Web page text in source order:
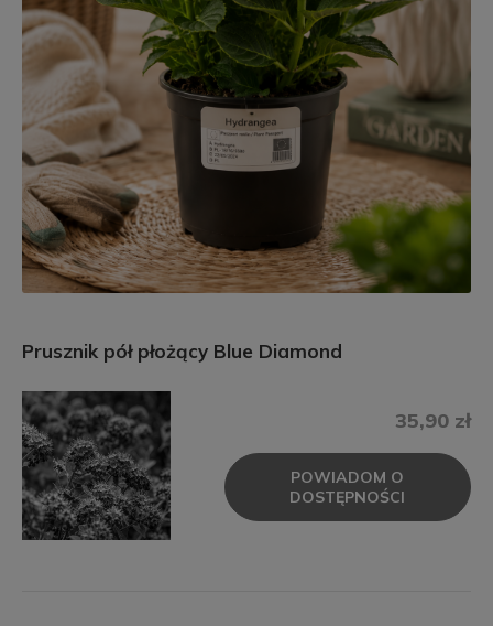
Prusznik pół płożący Blue Diamond
35,90 zł
POWIADOM O
DOSTĘPNOŚCI